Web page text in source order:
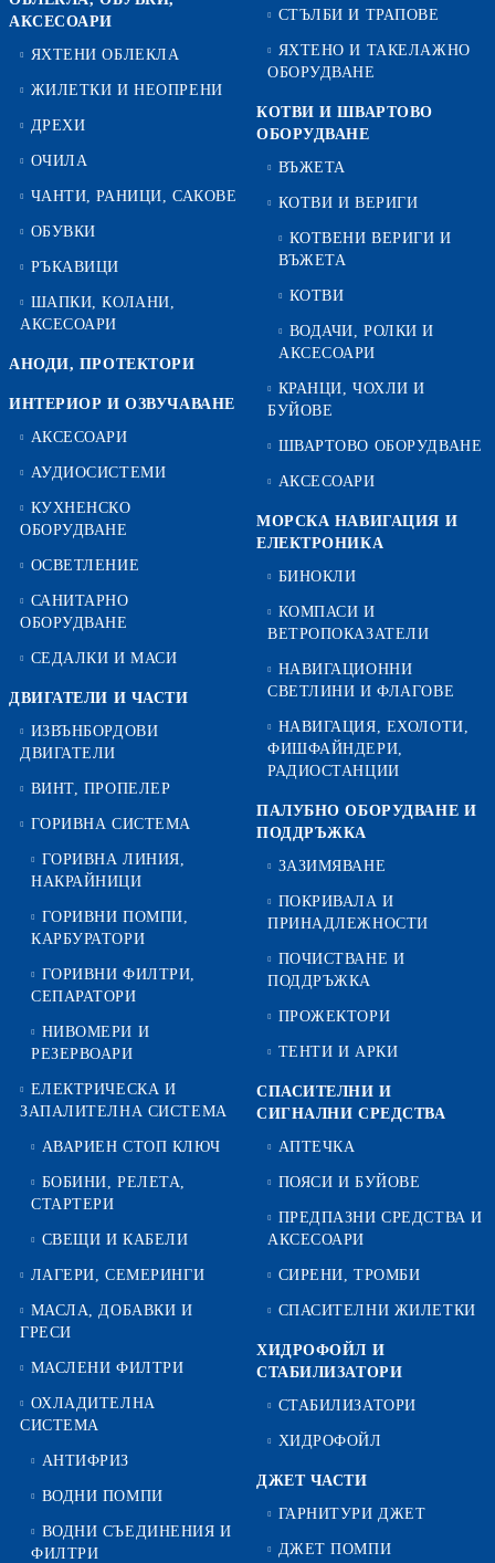
АКСЕСОАРИ
ЯХТЕНИ ОБЛЕКЛА
ЖИЛЕТКИ И НЕОПРЕНИ
ДРЕХИ
ОЧИЛА
ЧАНТИ, РАНИЦИ, САКОВЕ
ОБУВКИ
РЪКАВИЦИ
ШАПКИ, КОЛАНИ,
АКСЕСОАРИ
АНОДИ, ПРОТЕКТОРИ
ИНТЕРИОР И ОЗВУЧАВАНЕ
АКСЕСОАРИ
АУДИОСИСТЕМИ
КУХНЕНСКО
ОБОРУДВАНЕ
ОСВЕТЛЕНИЕ
САНИТАРНО
ОБОРУДВАНЕ
СЕДАЛКИ И МАСИ
ДВИГАТЕЛИ И ЧАСТИ
ИЗВЪНБОРДОВИ
ДВИГАТЕЛИ
ВИНТ, ПРОПЕЛЕР
ГОРИВНА СИСТЕМА
ГОРИВНА ЛИНИЯ,
НАКРАЙНИЦИ
ГОРИВНИ ПОМПИ,
КАРБУРАТОРИ
ГОРИВНИ ФИЛТРИ,
СЕПАРАТОРИ
НИВОМЕРИ И
РЕЗЕРВОАРИ
ЕЛЕКТРИЧЕСКА И
ЗАПАЛИТЕЛНА СИСТЕМА
АВАРИЕН СТОП КЛЮЧ
БОБИНИ, РЕЛЕТА,
СТАРТЕРИ
СВЕЩИ И КАБЕЛИ
ЛАГЕРИ, СЕМЕРИНГИ
МАСЛА, ДОБАВКИ И
ГРЕСИ
МАСЛЕНИ ФИЛТРИ
ОХЛАДИТЕЛНА
СИСТЕМА
АНТИФРИЗ
ВОДНИ ПОМПИ
ВОДНИ СЪЕДИНЕНИЯ И
ФИЛТРИ
СТЪЛБИ И ТРАПОВЕ
ЯХТЕНО И ТАКЕЛАЖНО
ОБОРУДВАНЕ
КОТВИ И ШВАРТОВО
ОБОРУДВАНЕ
ВЪЖЕТА
КОТВИ И ВЕРИГИ
КОТВЕНИ ВЕРИГИ И
ВЪЖЕТА
КОТВИ
ВОДАЧИ, РОЛКИ И
АКСЕСОАРИ
КРАНЦИ, ЧОХЛИ И
БУЙОВЕ
ШВАРТОВО ОБОРУДВАНЕ
АКСЕСОАРИ
МОРСКА НАВИГАЦИЯ И
ЕЛЕКТРОНИКА
БИНОКЛИ
КОМПАСИ И
ВЕТРОПОКАЗАТЕЛИ
НАВИГАЦИОННИ
СВЕТЛИНИ И ФЛАГОВЕ
НАВИГАЦИЯ, ЕХОЛОТИ,
ФИШФАЙНДЕРИ,
РАДИОСТАНЦИИ
ПАЛУБНО ОБОРУДВАНЕ И
ПОДДРЪЖКА
ЗАЗИМЯВАНЕ
ПОКРИВАЛА И
ПРИНАДЛЕЖНОСТИ
ПОЧИСТВАНЕ И
ПОДДРЪЖКА
ПРОЖЕКТОРИ
ТЕНТИ И АРКИ
СПАСИТЕЛНИ И
СИГНАЛНИ СРЕДСТВА
АПТЕЧКА
ПОЯСИ И БУЙОВЕ
ПРЕДПАЗНИ СРЕДСТВА И
АКСЕСОАРИ
СИРЕНИ, ТРОМБИ
СПАСИТЕЛНИ ЖИЛЕТКИ
ХИДРОФОЙЛ И
СТАБИЛИЗАТОРИ
СТАБИЛИЗАТОРИ
ХИДРОФОЙЛ
ДЖЕТ ЧАСТИ
ГАРНИТУРИ ДЖЕТ
ДЖЕТ ПОМПИ